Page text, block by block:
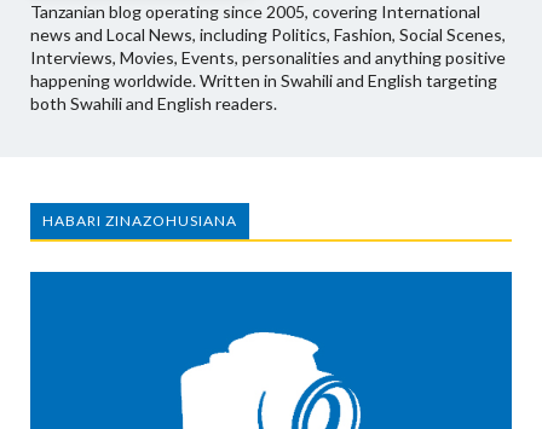
Tanzanian blog operating since 2005, covering International
news and Local News, including Politics, Fashion, Social Scenes,
Interviews, Movies, Events, personalities and anything positive
happening worldwide. Written in Swahili and English targeting
both Swahili and English readers.
HABARI ZINAZOHUSIANA